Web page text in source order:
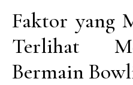
Faktor yang
Terlihat
Bermain